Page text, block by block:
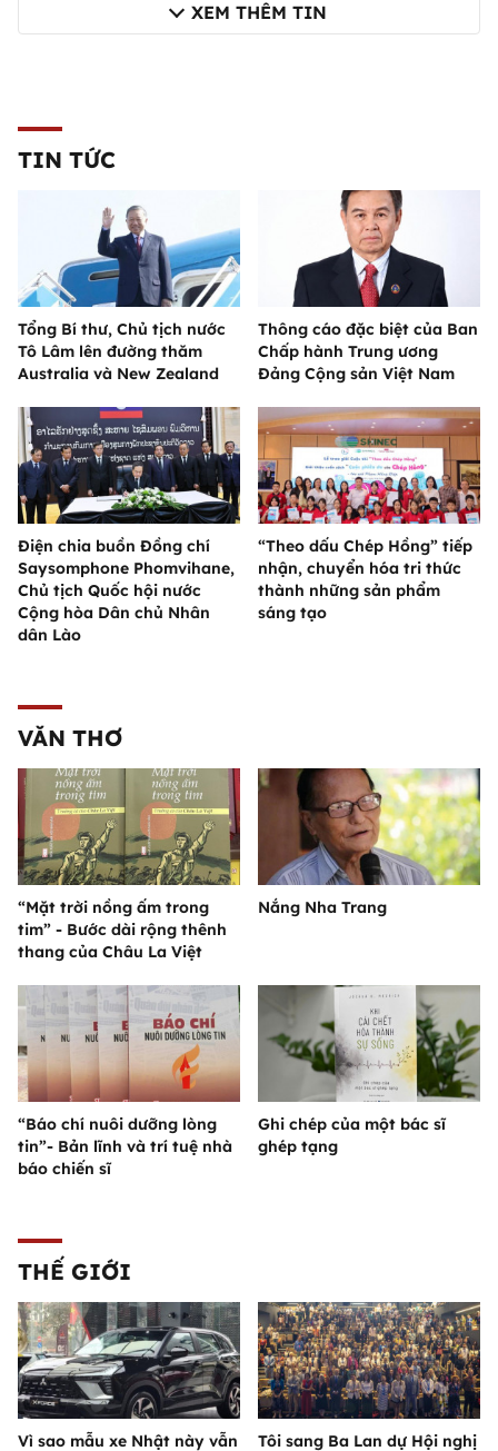
XEM THÊM TIN
TIN TỨC
Tổng Bí thư, Chủ tịch nước
Tô Lâm lên đường thăm
Australia và New Zealand
Thông cáo đặc biệt của Ban
Chấp hành Trung ương
Đảng Cộng sản Việt Nam
Điện chia buồn Đồng chí
Saysomphone Phomvihane,
Chủ tịch Quốc hội nước
Cộng hòa Dân chủ Nhân
dân Lào
“Theo dấu Chép Hồng” tiếp
nhận, chuyển hóa tri thức
thành những sản phẩm
sáng tạo
VĂN THƠ
“Mặt trời nồng ấm trong
tim” - Bước dài rộng thênh
thang của Châu La Việt
Nắng Nha Trang
“Báo chí nuôi dưỡng lòng
tin”- Bản lĩnh và trí tuệ nhà
báo chiến sĩ
Ghi chép của một bác sĩ
ghép tạng
THẾ GIỚI
Vì sao mẫu xe Nhật này vẫn Tôi sang Ba Lan dự Hội nghị